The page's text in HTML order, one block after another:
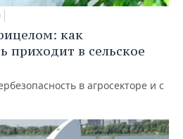
как
приходит в сельское
в агросекторе и с